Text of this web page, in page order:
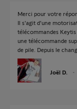
Merci pour votre
Il s'agit d'une
télécommandes
une télécommande
de pile. Depuis le
Joël D.